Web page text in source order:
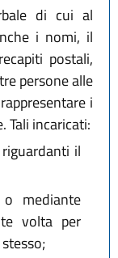
di cui al
i nomi, il
postali,
persone alle
i
incaricati:
il
o mediante
volta per